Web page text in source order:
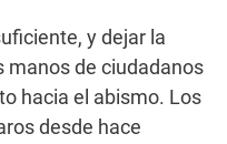
y dejar la
manos de ciudadanos
hacia el abismo. Los
desde hace